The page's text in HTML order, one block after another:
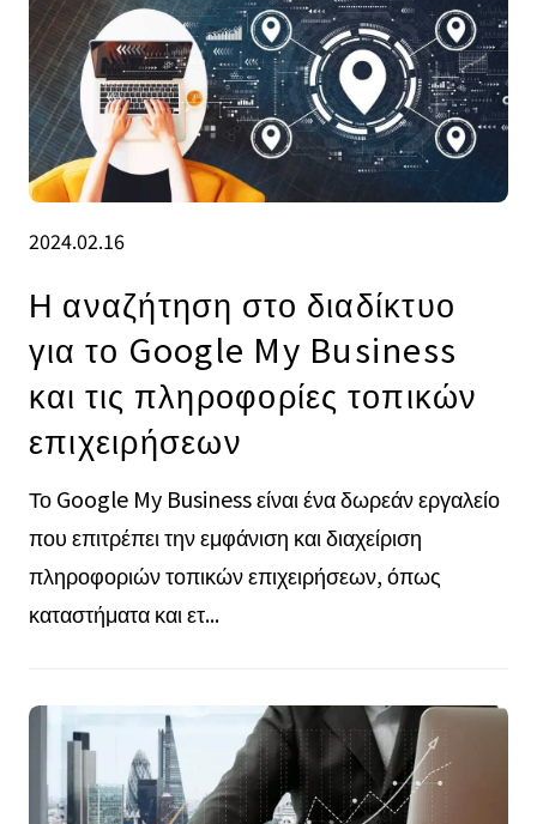
2024.02.16
Η αναζήτηση στο διαδίκτυο
για το Google My Business
και τις πληροφορίες τοπικών
επιχειρήσεων
Το Google My Business είναι ένα δωρεάν εργαλείο
που επιτρέπει την εμφάνιση και διαχείριση
πληροφοριών τοπικών επιχειρήσεων, όπως
καταστήματα και ετ...